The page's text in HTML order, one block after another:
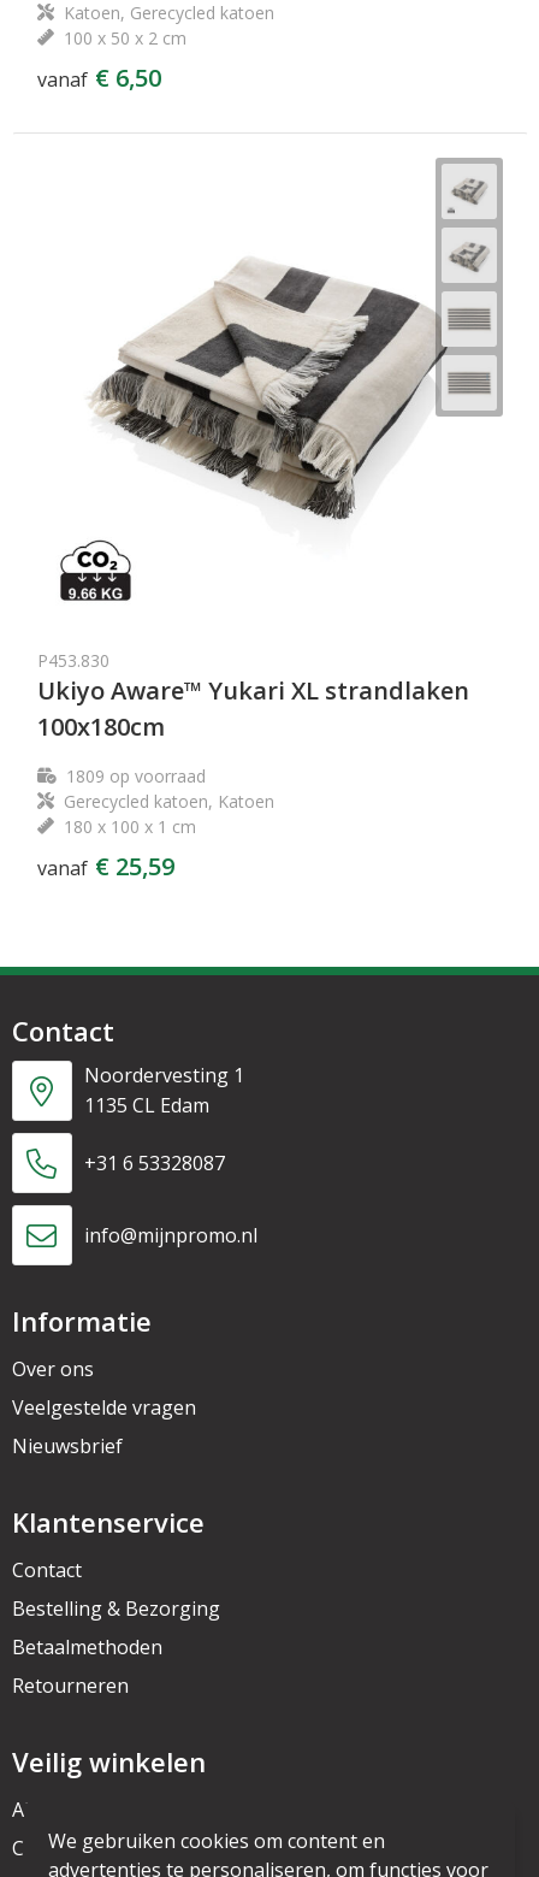
Katoen, Gerecycled katoen
100 x 50 x 2 cm
vanaf € 6,50
P453.830
Ukiyo Aware™ Yukari XL strandlaken
100x180cm
1809 op voorraad
Gerecycled katoen, Katoen
180 x 100 x 1 cm
vanaf € 25,59
Contact
Noordervesting 1
1135 CL Edam
+31 6 53328087
info@mijnpromo.nl
Informatie
Over ons
Veelgestelde vragen
Nieuwsbrief
Klantenservice
Contact
Bestelling & Bezorging
Betaalmethoden
Retourneren
Veilig winkelen
Algemene voorwaarden
Cookieverklaring
We gebruiken cookies om content en
advertenties te personaliseren, om functies voor